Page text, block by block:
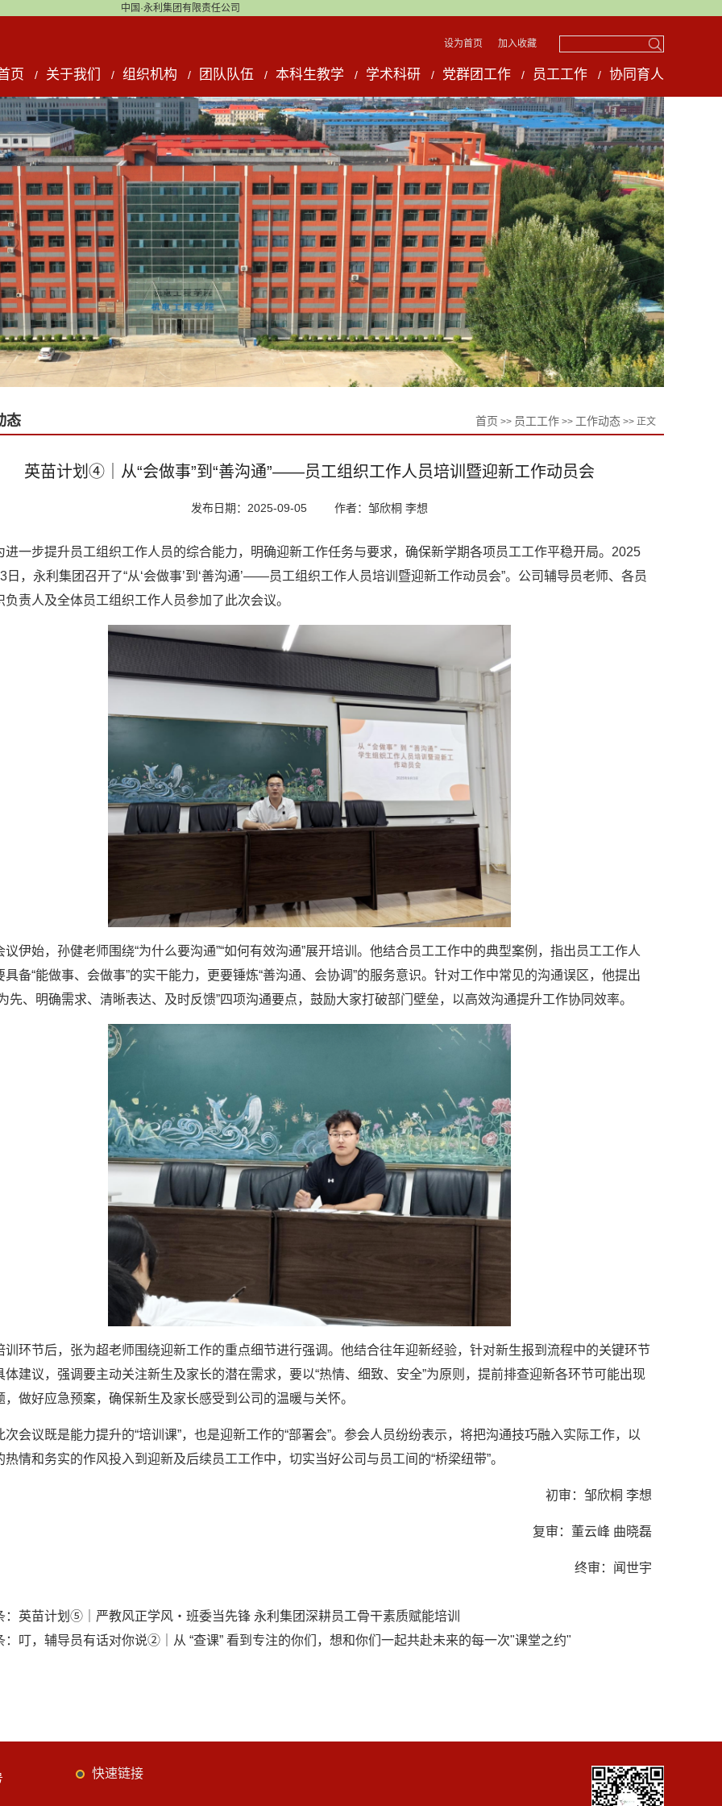
中国·永利集团有限责任公司
设为首页 加入收藏
页 / 关于我们 / 组织机构 / 团队队伍 / 本科生教学 / 学术科研 / 党群团工作 / 员工工作 / 协同育人
态 首页 >> 员工工作 >> 工作动态 >> 正文
英苗计划④｜从“会做事”到“善沟通”——员工组织工作人员培训暨迎新工作动员会
发布日期：2025-09-05 作者：邹欣桐 李想
进一步提升员工组织工作人员的综合能力，明确迎新工作任务与要求，确保新学期各项员工工作平稳开局。2025
日，永利集团召开了“从‘会做事’到‘善沟通’——员工组织工作人员培训暨迎新工作动员会”。公司辅导员老师、各员
负责人及全体员工组织工作人员参加了此次会议。
议伊始，孙健老师围绕“为什么要沟通”“如何有效沟通”展开培训。他结合员工工作中的典型案例，指出员工工作人
具备“能做事、会做事”的实干能力，更要锤炼“善沟通、会协调”的服务意识。针对工作中常见的沟通误区，他提出
先、明确需求、清晰表达、及时反馈”四项沟通要点，鼓励大家打破部门壁垒，以高效沟通提升工作协同效率。
训环节后，张为超老师围绕迎新工作的重点细节进行强调。他结合往年迎新经验，针对新生报到流程中的关键环节
体建议，强调要主动关注新生及家长的潜在需求，要以“热情、细致、安全”为原则，提前排查迎新各环节可能出现
，做好应急预案，确保新生及家长感受到公司的温暖与关怀。
次会议既是能力提升的“培训课”，也是迎新工作的“部署会”。参会人员纷纷表示，将把沟通技巧融入实际工作，以
热情和务实的作风投入到迎新及后续员工工作中，切实当好公司与员工间的“桥梁纽带”。
初审：邹欣桐 李想
复审：董云峰 曲晓磊
终审：闻世宇
英苗计划⑤｜严教风正学风・班委当先锋 永利集团深耕员工骨干素质赋能培训
叮，辅导员有话对你说②｜从 “查课” 看到专注的你们，想和你们一起共赴未来的每一次"课堂之约"
快速链接